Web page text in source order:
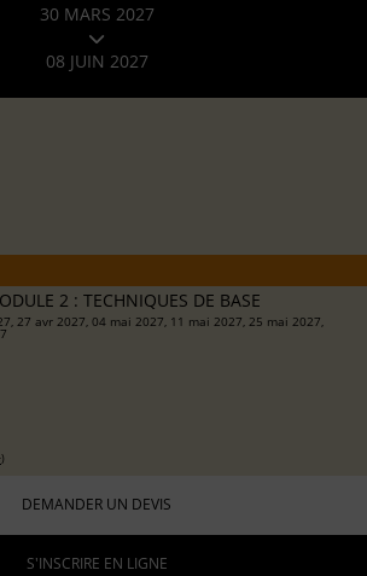
30 MARS 2027
08 JUIN 2027
2 : TECHNIQUES DE BASE
27 avr 2027, 04 mai 2027, 11 mai 2027, 25 mai 2027,
)
DEMANDER UN DEVIS
S'INSCRIRE EN LIGNE